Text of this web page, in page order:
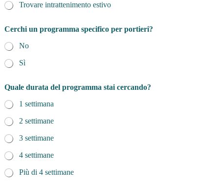
Trovare intrattenimento estivo
Cerchi un programma specifico per portieri?
No
Sì
Quale durata del programma stai cercando?
1 settimana
2 settimane
3 settimane
4 settimane
Più di 4 settimane